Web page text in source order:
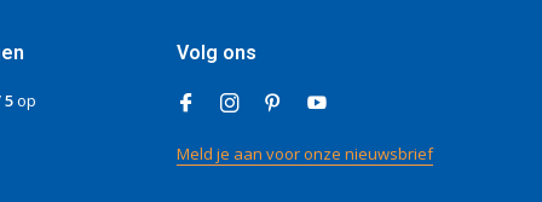
5op
Volg ons
Meld je aan voor onze nieuwsbrief